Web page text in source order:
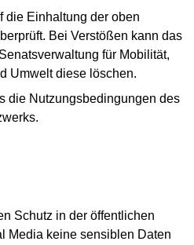
die Einhaltung der oben
Bei Verstößen kann das
für Mobilität,
Umwelt diese löschen.
die Nutzungsbedingungen des
Schutz in der öffentlichen
Media keine sensiblen Daten